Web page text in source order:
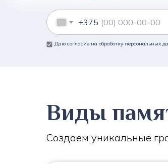
+375
Даю согласие на обработку персональных
Виды
Создаем уникальные